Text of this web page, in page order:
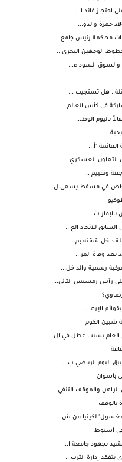
احتجاز قائد ا...
محاكمة رئيس جامع...
الوجهين البحرى...
والسوق السوداء...
هل تستجيب ...
في كأس العالم
باليوم الوط...
العائمة "أ...
التعاون العسكري
وتقييم ...
الخاص في مسقط يسعى ل...
بالإمارات
للاتحاد الع...
داخل شقته بم...
بعد وفاة المر...
رسمية والداخل...
رأس رمسيس الثاني...
الإرها...
شبين الكوم
العام بسبب عطل في ال...
اليوم الرياضي ب...
بأسوان
والموقف التنفي...
بالوقف
في أسيوط
بجهود جامعة ا...
إدارة الترب...